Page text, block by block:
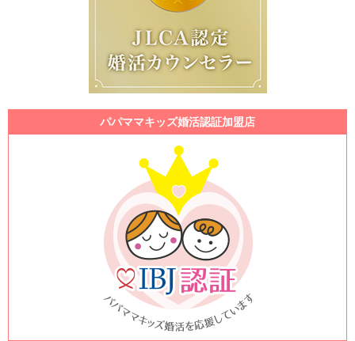
パパママキッズ婚活認証加盟店